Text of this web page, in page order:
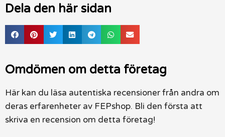
Dela den här sidan
Omdömen om detta företag
Här kan du läsa autentiska recensioner från andra om
deras erfarenheter av FEPshop. Bli den första att
skriva en recension om detta företag!